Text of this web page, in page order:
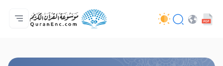
Hauptseite
Inhaltsverzeichnis der Übersetzungen
Audio
Service der Entwickler - API
Über das Projekt
Kontakt
Sprache